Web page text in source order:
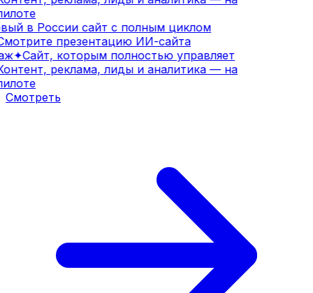
в России сайт с полным циклом
презентацию ИИ-сайта
✦Сайт, которым полностью управляет
реклама, лиды и аналитика — на
Смотреть